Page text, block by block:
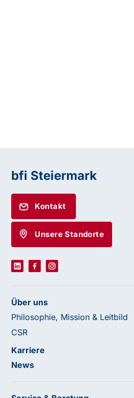
bfi Steiermark
Kontakt
Unsere Standorte
Über uns
Philosophie, Mission & Leitbild
CSR
Karriere
News